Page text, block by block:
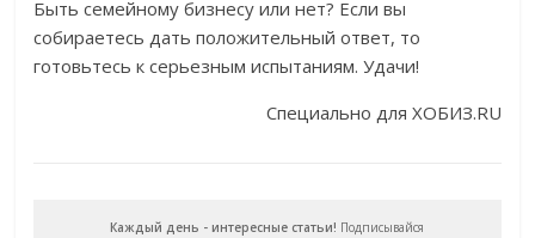
Быть семейному бизнесу или нет? Если вы
собираетесь дать положительный ответ, то
готовьтесь к серьезным испытаниям. Удачи!
Специально для ХОБИЗ.RU
Каждый день - интересные статьи! Подписывайся